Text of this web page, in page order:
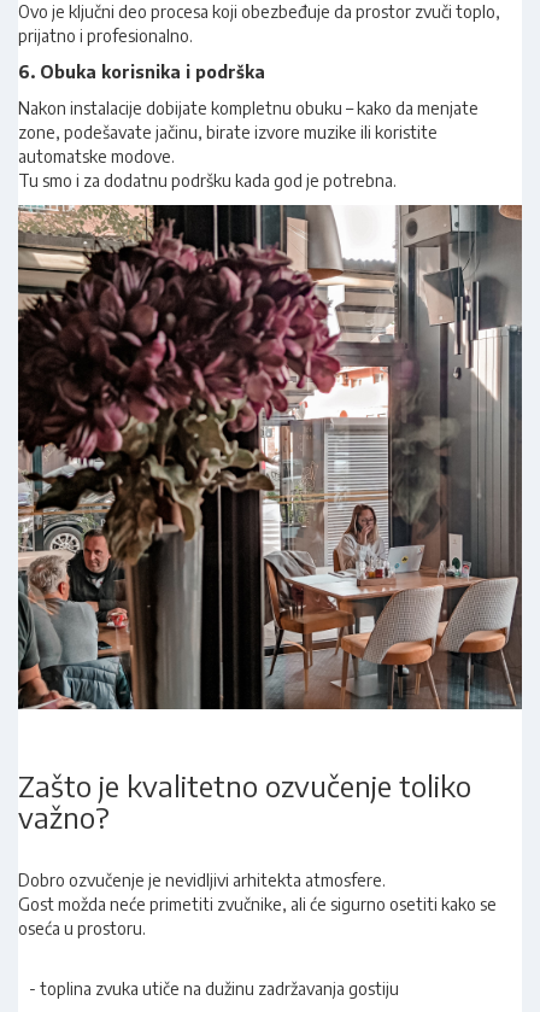
Ovo je ključni deo procesa koji obezbeđuje da prostor zvuči toplo,
prijatno i profesionalno.
6. Obuka korisnika i podrška
Nakon instalacije dobijate kompletnu obuku – kako da menjate
zone, podešavate jačinu, birate izvore muzike ili koristite
automatske modove.
Tu smo i za dodatnu podršku kada god je potrebna.
Zašto je kvalitetno ozvučenje toliko
važno?
Dobro ozvučenje je nevidljivi arhitekta atmosfere.
Gost možda neće primetiti zvučnike, ali će sigurno osetiti kako se
oseća u prostoru.
- toplina zvuka utiče na dužinu zadržavanja gostiju